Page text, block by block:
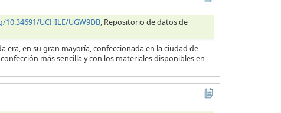
UCHILE/UGW9DB, Repositorio de datos de
era, en su gran mayoría, confeccionada en la ciudad de
más sencilla y con los materiales disponibles en